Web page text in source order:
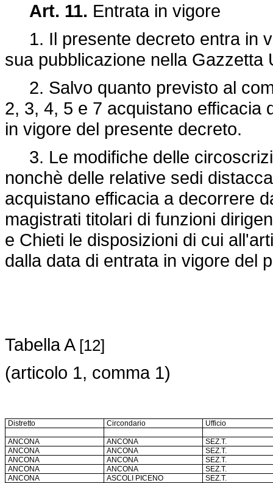
Art. 11. Entrata in vigore
1. Il presente decreto entra in
sua pubblicazione nella Gazzetta
2. Salvo quanto previsto al
2, 3, 4, 5 e 7 acquistano efficacia
in vigore del presente decreto.
3. Le modifiche delle
nonchè delle relative sedi
acquistano efficacia a decorrere
magistrati titolari di funzioni
e Chieti le disposizioni di cui
dalla data di entrata in vigore del
Tabella A [12]
(articolo 1, comma 1)
Distretto Circondario Ufficio
ANCONA ANCONA
SEZ.T.
ANCONA
ANCONA
SEZ.T.
ANCONA
ANCONA
SEZ.T.
ANCONA
ANCONA
SEZ.T.
ANCONA
ASCOLI PICENO SEZ.T.